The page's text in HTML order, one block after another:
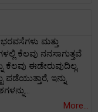
ಮತ್ತು
ಕೆಲವು ನನಸಾಗುತ್ತವೆ
ಕೆಲವು ಈಡೇರುವುದಿಲ್ಲ.
ಪಡೆಯುತ್ತಾರೆ, ಇನ್ನು
More...